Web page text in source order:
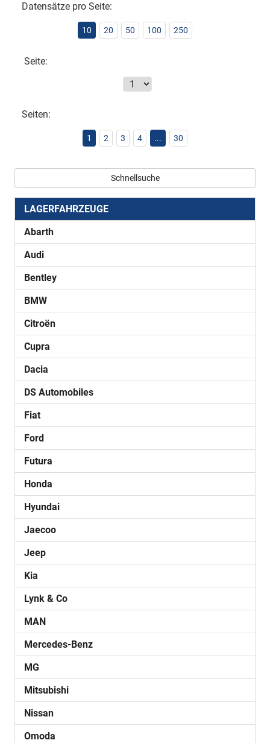
Datensätze pro Seite:
10 20 50 100 250
Seite:
Seiten:
1 2 3 4 ... 30
Schnellsuche
LAGERFAHRZEUGE
Abarth
Audi
Bentley
BMW
Citroën
Cupra
Dacia
DS Automobiles
Fiat
Ford
Futura
Honda
Hyundai
Jaecoo
Jeep
Kia
Lynk & Co
MAN
Mercedes-Benz
MG
Mitsubishi
Nissan
Omoda